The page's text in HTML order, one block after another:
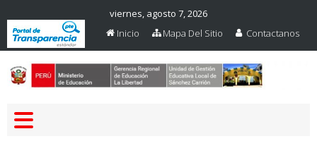
viernes, agosto 7, 2026
Inicio
Mapa Del Sitio Contactanos